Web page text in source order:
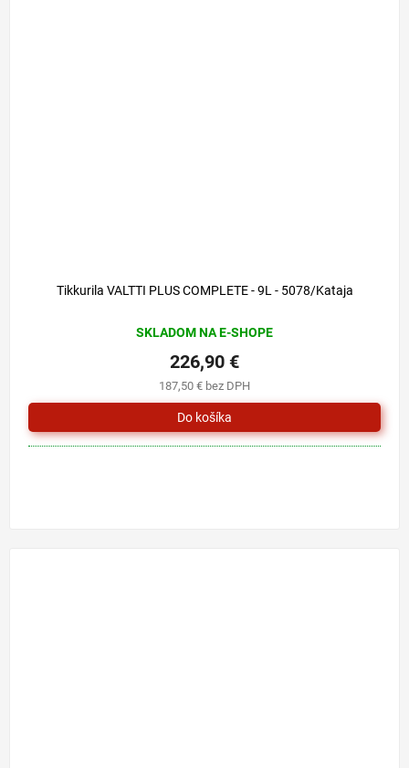
Tikkurila VALTTI PLUS COMPLETE - 9L - 5078/Kataja
SKLADOM NA E-SHOPE
187,50 € bez DPH
226,90 €